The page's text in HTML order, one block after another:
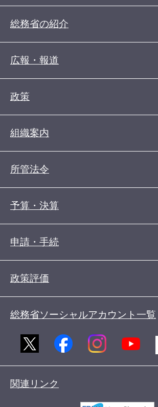
総務省の紹介
広報・報道
政策
組織案内
所管法令
予算・決算
申請・手続
政策評価
総務省ソーシャルアカウント一覧
関連リンク